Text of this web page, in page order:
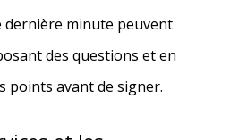
dernière minute peuvent
des questions et en
points avant de signer.